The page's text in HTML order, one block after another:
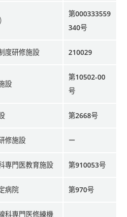
第000333559
340号
度研修施設 210029
設
第10502-00
号
第2668号
修施設 ー
専門医教育施設 第910053号
病院 第970号
科専門医修練機